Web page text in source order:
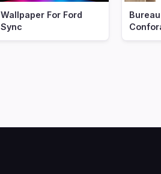
Wallpaper For Ford
Sync